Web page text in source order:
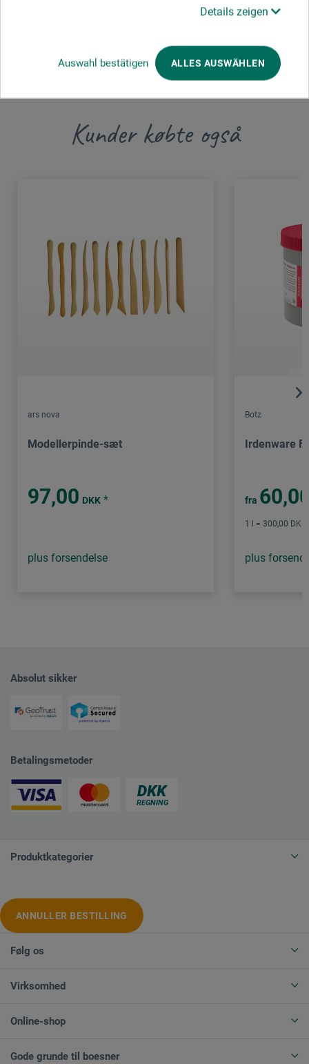
Details zeigen
Auswahl bestätigen ALLES AUSWÄHLEN
Kunder købte også
ars nova
Modellerpinde-sæt
97,00 DKK *
plus forsendelse
Botz
Irdenware
fra
1 l = 300,00
plus
Absolut sikker
Betalingsmetoder
Produktkategorier
ANNULLER BESTILLING
Følg os
Virksomhed
Online-shop
Gode grunde til boesner